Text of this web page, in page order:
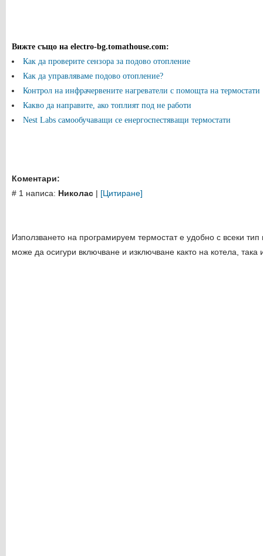
Вижте също на electro-bg.tomathouse.com:
Как да проверите сензора за подово отопление
Как да управляваме подово отопление?
Контрол на инфрачервените нагреватели с помощта на термостати
Какво да направите, ако топлият под не работи
Nest Labs самообучаващи се енергоспестяващи термостати
Коментари:
# 1 написа: Николас | [Цитиране]
Използването на програмируем термостат е удобно с всеки
може да осигури включване и изключване както на котела, така